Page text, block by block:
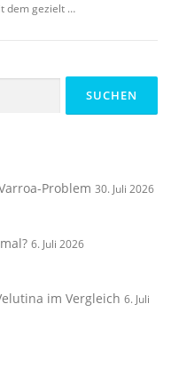
dem gezielt …
Problem 30. Juli 2026
6. Juli 2026
im Vergleich 6. Juli